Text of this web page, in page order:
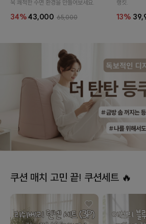
욱 쾌적한 수면 환경을 만들어보세요.
34%43,000 65,000
랭킷.
13%
쿠션 매치 고민 끝! 쿠션세트 🔥